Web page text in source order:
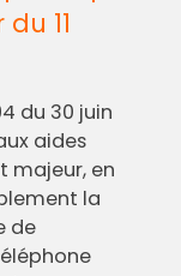
11
du 30 juin
aides
majeur, en
la
de